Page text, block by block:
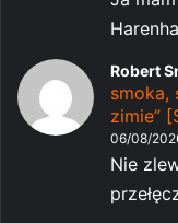
Robert
smoka,
zimie”
06/08/
Nie